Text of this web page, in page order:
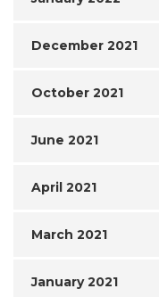
December 2021
October 2021
June 2021
April 2021
March 2021
January 2021